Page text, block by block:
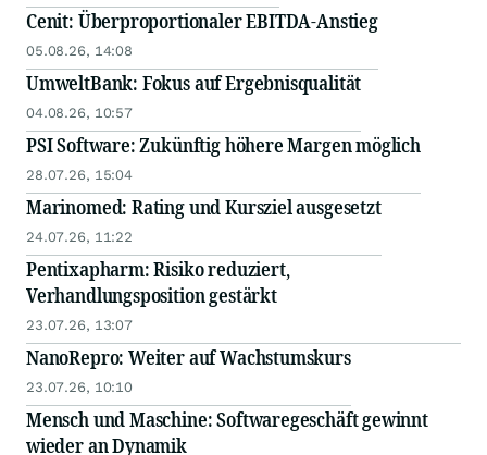
Cenit: Überproportionaler EBITDA-Anstieg
05.08.26, 14:08
UmweltBank: Fokus auf Ergebnisqualität
04.08.26, 10:57
PSI Software: Zukünftig höhere Margen möglich
28.07.26, 15:04
Marinomed: Rating und Kursziel ausgesetzt
24.07.26, 11:22
Pentixapharm: Risiko reduziert,
Verhandlungsposition gestärkt
23.07.26, 13:07
NanoRepro: Weiter auf Wachstumskurs
23.07.26, 10:10
Mensch und Maschine: Softwaregeschäft gewinnt
wieder an Dynamik